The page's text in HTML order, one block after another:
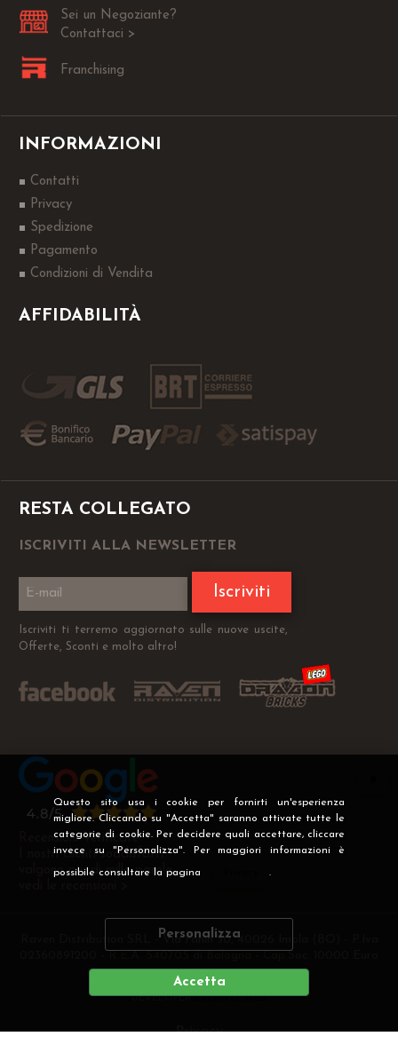
Questo sito usa i cookie per fornirti un'esperienza
migliore. Cliccando su "Accetta" saranno attivate tutte le
categorie di cookie. Per decidere quali accettare, cliccare
invece su "Personalizza". Per maggiori informazioni è
possibile consultare la pagina .
Personalizza
Accetta
Sei un Negoziante?
Contattaci >
Franchising
INFORMAZIONI
Contatti
Privacy
Spedizione
Pagamento
Condizioni di Vendita
AFFIDABILITÀ
RESTA COLLEGATO
ISCRIVITI ALLA NEWSLETTER
Iscriviti
Iscriviti ti terremo aggiornato sulle nuove uscite,
Offerte, Sconti e molto altro!
Recensioni Verificate
I nostri clienti soddisfatti
valgono più di mille parole
Raven Distribution SRL - Via Fanin 30, 40026 Imola (BO) - P.Iva
i.v
DEVELOPERCREATIVE WEB
Privacy